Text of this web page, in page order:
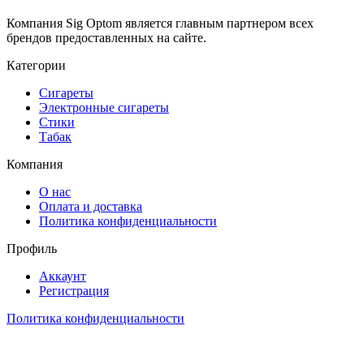
Компания Sig Optom является главным партнером всех
брендов предоставленных на сайте.
Категории
Сигареты
Электронные сигареты
Стики
Табак
Компания
О нас
Оплата и доставка
Политика конфиденциальности
Профиль
Аккаунт
Регистрация
Политика конфиденциальности